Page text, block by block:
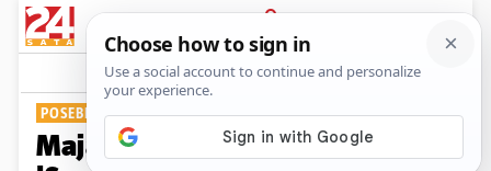
PRIJAVA
Show Komentari
POSEBNA MODNA KOMBINACIJA
Maja Šuput zablistala u finalu